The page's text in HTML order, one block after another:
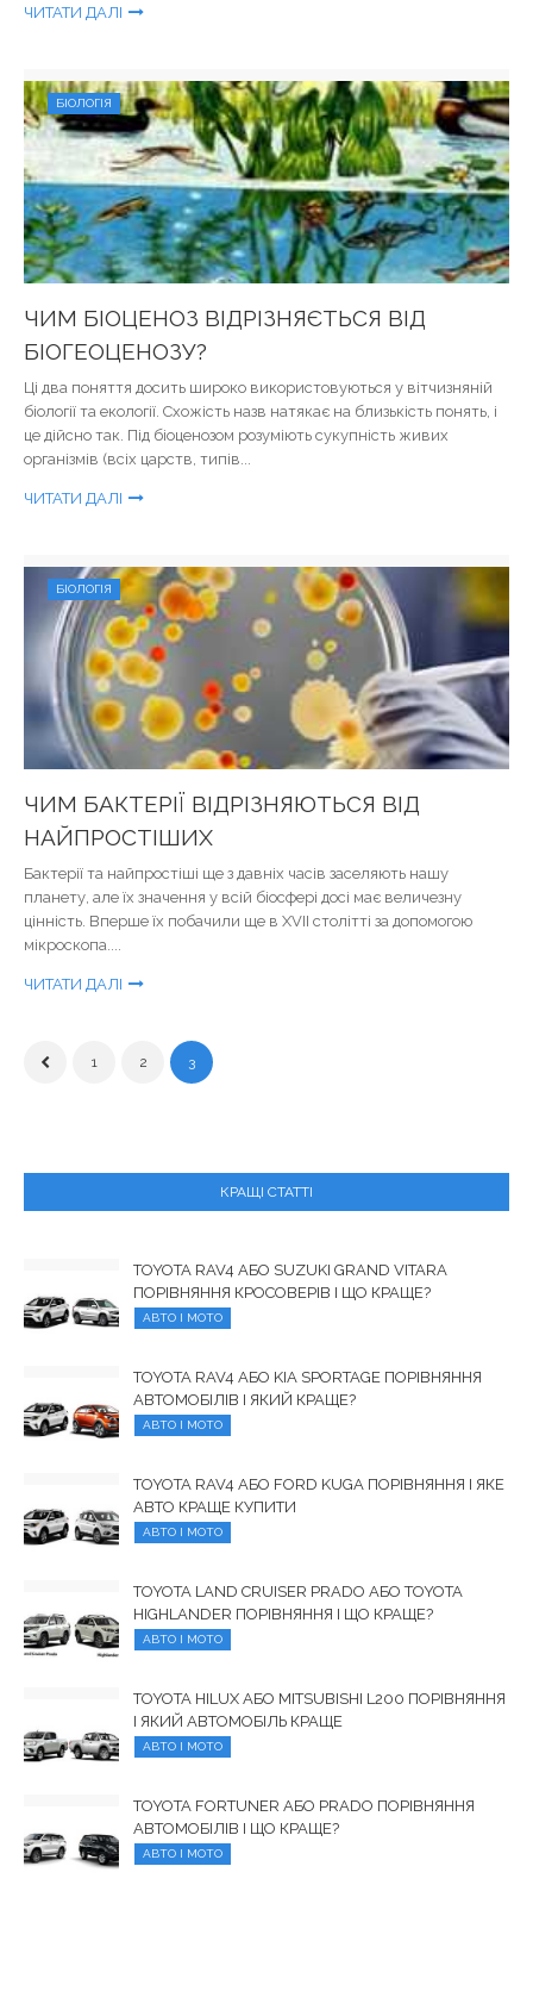
ЧИТАТИ ДАЛІ
БІОЛОГІЯ
ЧИМ БІОЦЕНОЗ ВІДРІЗНЯЄТЬСЯ ВІД
БІОГЕОЦЕНОЗУ?
Ці два поняття досить широко використовуються у вітчизняній
біології та екології. Схожість назв натякає на близькість понять, і
це дійсно так. Під біоценозом розуміють сукупність живих
організмів (всіх царств, типів...
ЧИТАТИ ДАЛІ
БІОЛОГІЯ
ЧИМ БАКТЕРІЇ ВІДРІЗНЯЮТЬСЯ ВІД
НАЙПРОСТІШИХ
Бактерії та найпростіші ще з давніх часів заселяють нашу
планету, але їх значення у всій біосфері досі має величезну
цінність. Вперше їх побачили ще в XVII столітті за допомогою
мікроскопа....
ЧИТАТИ ДАЛІ
1 2 3
КРАЩІ СТАТТІ
TOYOTA RAV4 АБО SUZUKI GRAND VITARA
ПОРІВНЯННЯ КРОСОВЕРІВ І ЩО КРАЩЕ?
АВТО І МОТО
TOYOTA RAV4 АБО KIA SPORTAGE ПОРІВНЯННЯ
АВТОМОБІЛІВ І ЯКИЙ КРАЩЕ?
АВТО І МОТО
TOYOTA RAV4 АБО FORD KUGA ПОРІВНЯННЯ І ЯКЕ
АВТО КРАЩЕ КУПИТИ
АВТО І МОТО
TOYOTA LAND CRUISER PRADO АБО TOYOTA
HIGHLANDER ПОРІВНЯННЯ І ЩО КРАЩЕ?
АВТО І МОТО
TOYOTA HILUX АБО MITSUBISHI L200 ПОРІВНЯННЯ
І ЯКИЙ АВТОМОБІЛЬ КРАЩЕ
АВТО І МОТО
TOYOTA FORTUNER АБО PRADO ПОРІВНЯННЯ
АВТОМОБІЛІВ І ЩО КРАЩЕ?
АВТО І МОТО